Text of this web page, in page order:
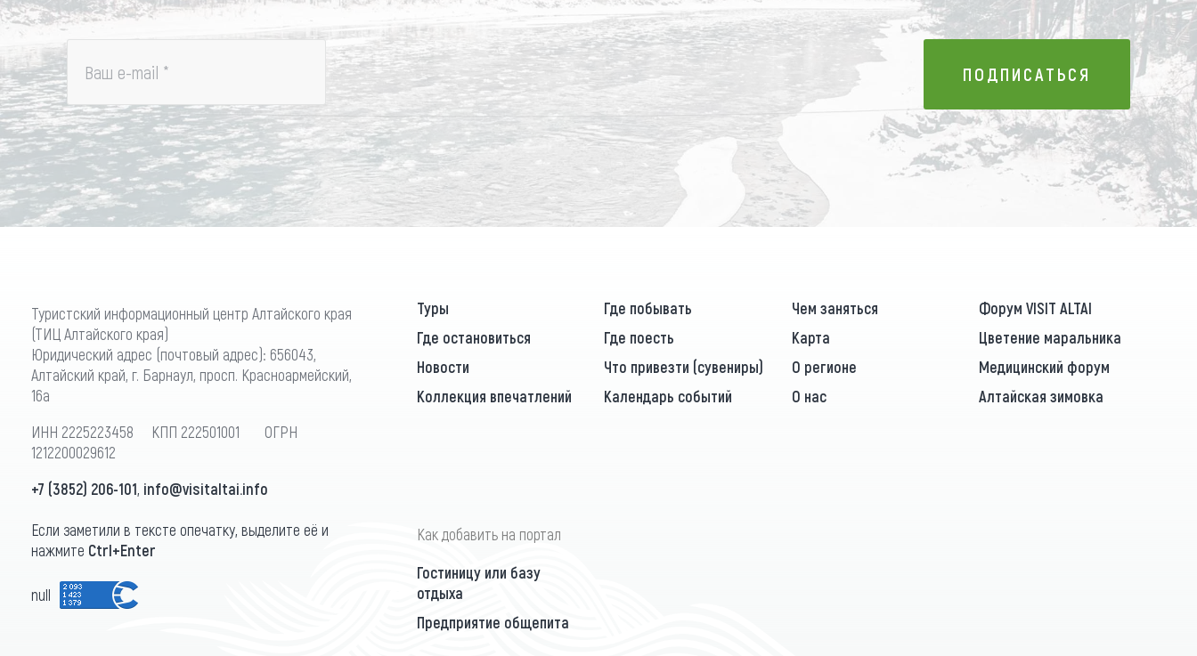
Ваш e-mail * ПОДПИСАТЬСЯ
ПОДПИСАТЬСЯ
Туристский информационный центр Алтайского края
(ТИЦ Алтайского края)
Юридический адрес (почтовый адрес): 656043,
Алтайский край, г. Барнаул, просп. Красноармейский,
16а
ИНН 2225223458 КПП 222501001 ОГРН
1212200029612
+7 (3852) 206-101, info@visitaltai.info
Если заметили в тексте опечатку, выделите её и
нажмите Ctrl+Enter
null
Туры Где побывать Чем заняться
Форум VISIT ALTAI
Где остановиться
Где поесть Карта
Цветение маральника
Новости
Что привезти (сувениры) О регионе
Медицинский форум
Коллекция впечатлений
Календарь событий О нас Алтайская зимовка
Как добавить на портал
Гостиницу или базу
отдыха
Предприятие общепита